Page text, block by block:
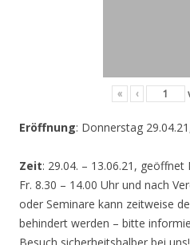
« ‹
Eröffnung: Donnerstag
Zeit: 29.04. – 13.06.21,
Fr. 8.30 – 14.00 Uhr und nach
oder Seminare kann zeitweise
behindert werden – bitte